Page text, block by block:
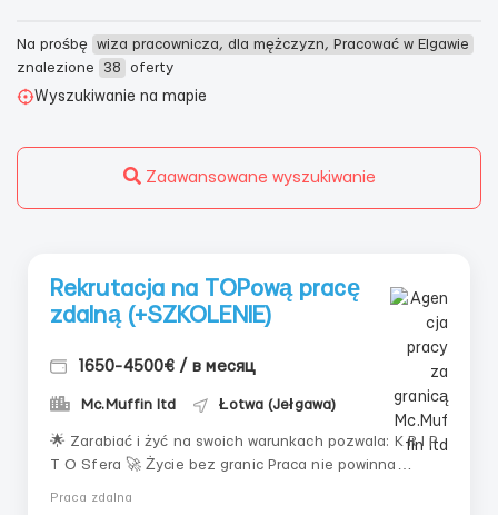
Na prośbę wiza pracownicza, dla mężczyzn, Pracować w Elgawie
znalezione
38
oferty
Wyszukiwanie na mapie
Zaawansowane wyszukiwanie
Rekrutacja na TOPową pracę
zdalną (+SZKOLENIE)
1650-4500€ / в месяц
Mc.Muffin ltd Łotwa (Jełgawa)
🌟 Zarabiać i żyć na swoich warunkach pozwala: K R I P
T O Sfera 🚀 Życie bez granic Praca nie powinna
Praca zdalna